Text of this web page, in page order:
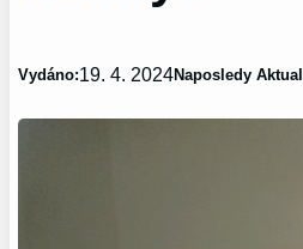
Vydáno:19. 4. 2024Naposledy